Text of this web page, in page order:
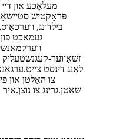
מעלאָכע און דיי
פּראַקטיש
בילדונג,
געמאכט
זשאַווער-קעגנשטעליק
לאַנג דינסט
צו האַלטן און
שאַטן.גרינג צו